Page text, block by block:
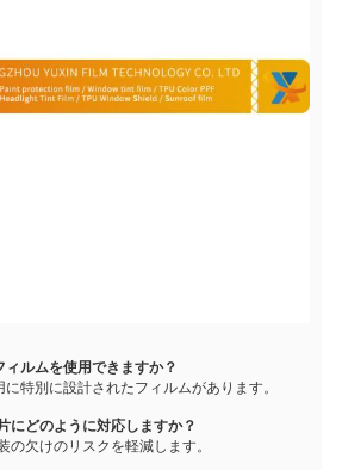
ルムを使用できますか？
特別に設計されたフィルムがあります。
にどのように対応しますか？
の欠けのリスクを軽減します。